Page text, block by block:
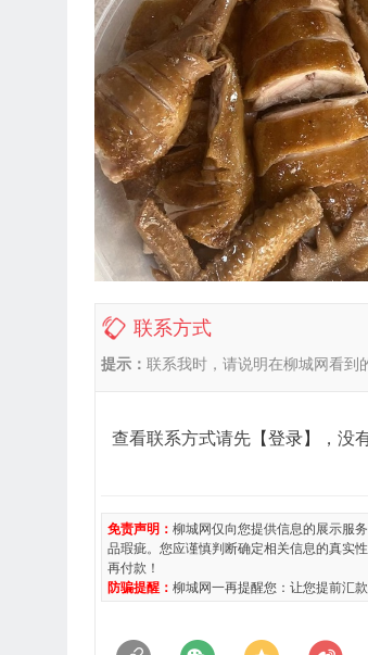
联系方式
提示： 联系我时，请说明在柳城网看到
查看联系方式请先 【登录】 ，没
免责声明： 柳城网仅向您提供信息的展示服
品瑕疵。您应谨慎判断确定相关信息的真实
再付款！
防骗提醒： 柳城网一再提醒您：让您提前汇